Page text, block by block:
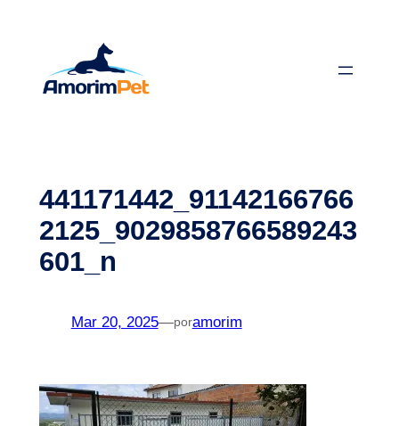
conteúdo
441171442_91142166766
2125_9029858766589243
601_n
Mar 20, 2025—poramorim